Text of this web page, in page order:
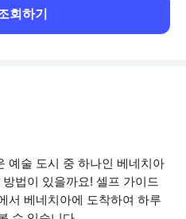
회하기
예술 도시 중 하나인 베네치아
법이 있을까요! 셀프 가이드
서 베네치아에 도착하여 하루